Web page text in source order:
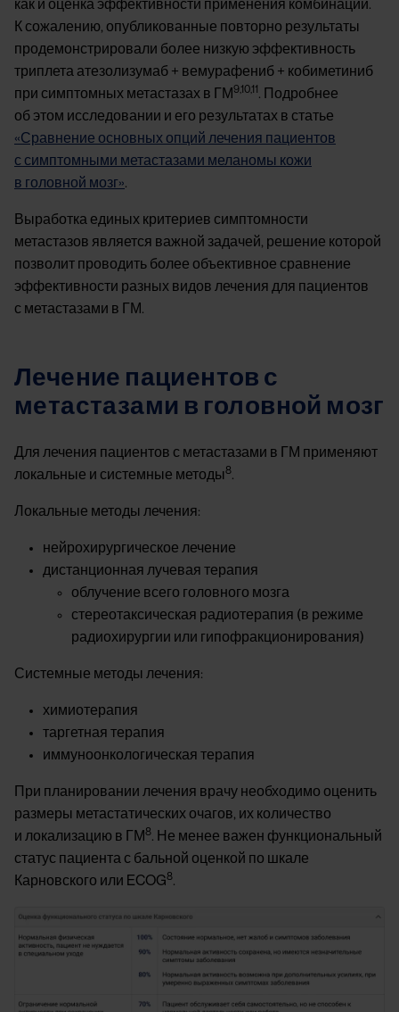
как и оценка эффективности применения комбинации.
К сожалению, опубликованные повторно результаты
продемонстрировали более низкую эффективность
триплета атезолизумаб + вемурафениб + кобиметиниб
при симптомных метастазах в ГМ9,10,11 . Подробнее
об этом исследовании и его результатах в статье
«Сравнение основных опций лечения пациентов
с симптомными метастазами меланомы кожи
в головной мозг».
Выработка единых критериев симптомности
метастазов является важной задачей, решение которой
позволит проводить более объективное сравнение
эффективности разных видов лечения для пациентов
с метастазами в ГМ.
Лечение пациентов с
метастазами в головной мозг
Для лечения пациентов с метастазами в ГМ применяют
локальные и системные методы8.
Локальные методы лечения:
нейрохирургическое лечение
дистанционная лучевая терапия
облучение всего головного мозга
стереотаксическая радиотерапия (в режиме
радиохирургии или гипофракционирования)
Системные методы лечения:
химиотерапия
таргетная терапия
иммуноонкологическая терапия
При планировании лечения врачу необходимо оценить
размеры метастатических очагов, их количество
и локализацию в ГМ8. Не менее важен функциональный
статус пациента с бальной оценкой по шкале
Карновского или ECOG8.
Image